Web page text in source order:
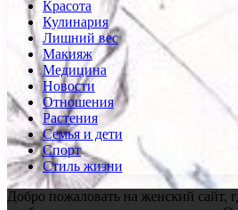
Красота
Кулинария
Лишний вес
Макияж
Медицина
Новости
Отношения
Растения
Семья и дети
Спорт
Стиль жизни
Добро пожаловать на женский сайт,